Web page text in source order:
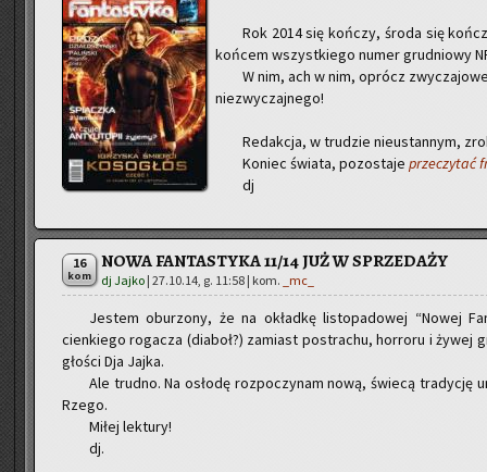
Rok 2014 się koń­czy, środa się
koń­cem wszyst­kie­go numer gru­dnio­wy
W nim, ach w nim, oprócz
nie­zwy­czaj­ne­go!
Re­dak­cja, w tru­dzie nie­ustan­nym,
Ko­niec świa­ta, po­zo­sta­je prze­czy­tać
dj
16
kom
NOWA FANTASTYKA 11/14 JUŻ W SPRZEDAŻY
dj Jajko | 27.10.14, g. 11:58 | kom. _mc_
Je­stem obu­rzo­ny, że na okład­kę li­sto­pa­do­wej “Nowej
cien­kie­go ro­ga­cza (dia­boł?) za­miast po­stra­chu, hor­ro­ru i żywej
gło­ści Dja Jajka.
Ale trud­no. Na osło­dę roz­po­czy­nam nową, świe­cą tra­dy­cję
Rze­go.
Miłej lek­tu­ry!
dj.